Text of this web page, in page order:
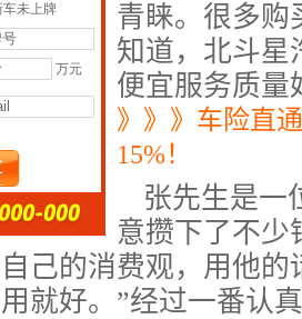
青睐。很多购
知道， 北斗星
便宜服务质量
》》》车险直
15%！
张先生是一
意攒下了不少
己的消费观，用他
就好。”经过一番认